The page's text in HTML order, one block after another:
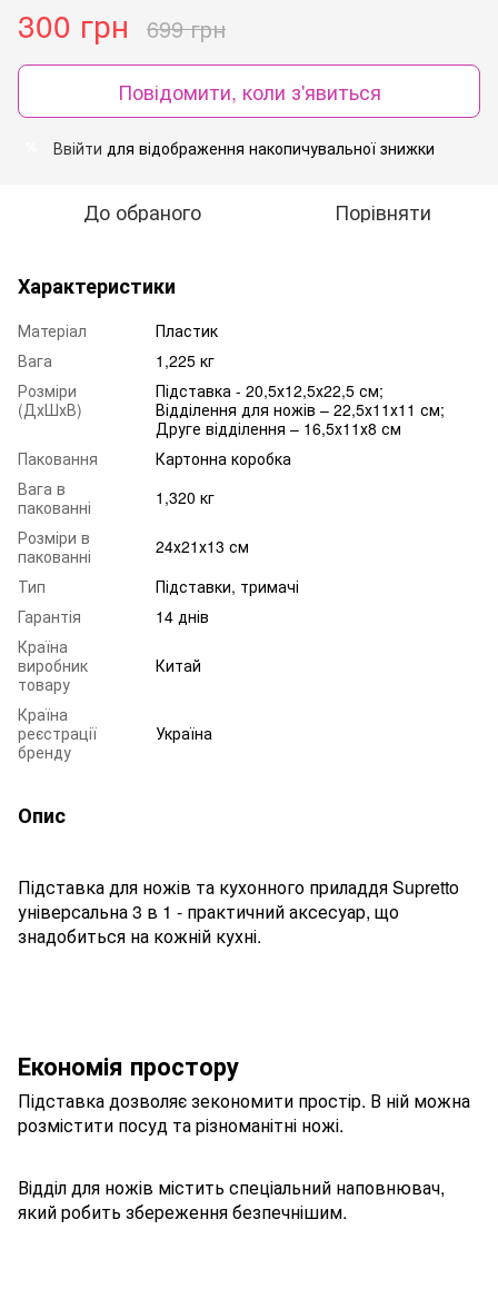
300 грн 699 грн
Повідомити, коли з'явиться
Ввійти для відображення накопичувальної знижки
До обраного Порівняти
Характеристики
Матеріал
Пластик
Вага
1,225 кг
Розміри
(ДхШхВ)
Підставка - 20,5х12,5х22,5 см;
Відділення для ножів – 22,5х11х11 см;
Друге відділення – 16,5х11х8 см
Паковання
Картонна коробка
Вага в
пакованні
1,320 кг
Розміри в
пакованні
24х21х13 см
Тип
Підставки, тримачі
Гарантія
14 днів
Країна
виробник
товару
Китай
Країна
реєстрації
бренду
Україна
Опис
Підставка для ножів та кухонного приладдя Supretto
універсальна 3 в 1 - практичний аксесуар, що
знадобиться на кожній кухні.
Економія простору
Підставка дозволяє зекономити простір. В ній можна
розмістити посуд та різноманітні ножі.
Відділ для ножів містить спеціальний наповнювач,
який робить збереження безпечнішим.